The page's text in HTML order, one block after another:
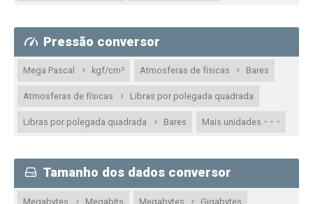
Pressão conversor
Mega Pascal kgf/cm² Atmosferas de físicas Bares
Atmosferas de físicas Libras por polegada quadrada
Libras por polegada quadrada Bares Mais unidades · · ·
Tamanho dos dados conversor
Megabytes Megabits Megabytes Gigabytes